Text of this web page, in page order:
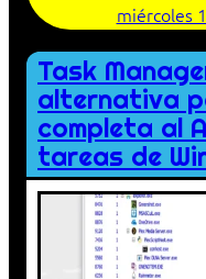
miércoles
Task
alternativa
completa al
tareas de